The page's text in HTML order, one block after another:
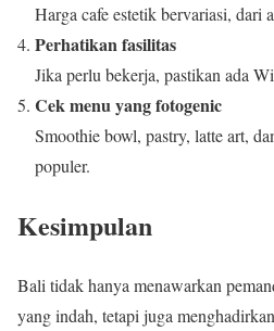
Harga cafe estetik bervariasi, dari
Perhatikan fasilitas
Jika perlu bekerja, pastikan ada
Cek menu yang fotogenic
Smoothie bowl, pastry, latte art,
populer.
Kesimpulan
Bali tidak hanya menawarkan
yang indah, tetapi juga menghadirkan